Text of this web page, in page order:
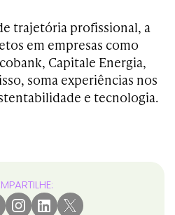
trajetória profissional, a
em empresas como
Capitale Energia,
soma experiências nos
e tecnologia.